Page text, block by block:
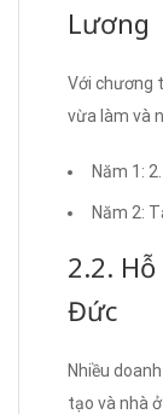
Lương
Với chương
vừa làm và
Năm 1:
Năm 2:
2.2.
Đức
Nhiều
tạo và nhà